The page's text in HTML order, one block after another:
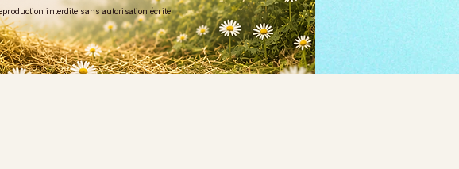
interdite sans autorisation écrite.